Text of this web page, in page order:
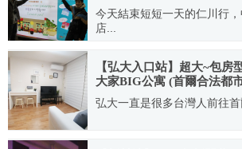
今天結束短短一天的仁川行
店...
2011.01.14
【弘大入口站】超大~包
大家BIG公寓 (首爾合法都
新開幕
弘大一直是很多台灣人前往
2018.06.20